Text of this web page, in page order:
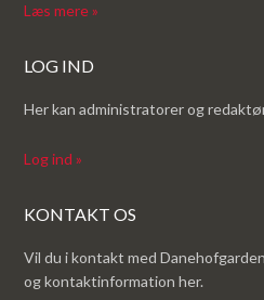
Læs mere »
LOG IND
Her kan administratorer og
Log ind »
KONTAKT OS
Vil du i kontakt med
og kontaktinformation her.